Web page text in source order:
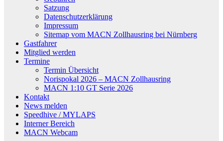
Satzung
Datenschutzerklärung
Impressum
Sitemap vom MACN Zollhausring bei Nürnberg
Gastfahrer
Mitglied werden
Termine
Termin Übersicht
Norispokal 2026 – MACN Zollhausring
MACN 1:10 GT Serie 2026
Kontakt
News melden
Speedhive / MYLAPS
Interner Bereich
MACN Webcam